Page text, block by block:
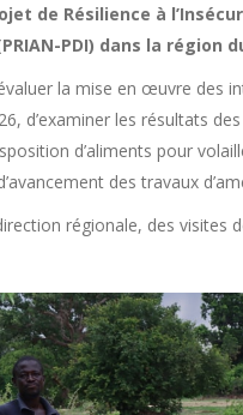
de Résilience à
PDI) dans la région
la mise en œuvre des
d’examiner les résultats
d’aliments pour
des travaux
régionale, des